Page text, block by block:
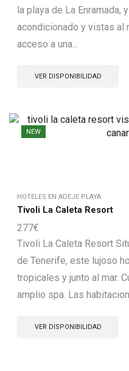
la playa de La
acondicionado y vistas al
acceso a una...
VER DISPONIBILIDAD
NEW
HOTELES EN ADEJE PLAYA
Tivoli La Caleta Resort
277€
Tivoli La Caleta Resort
de Tenerife, este lujoso
tropicales y junto al mar.
amplio spa. Las
VER DISPONIBILIDAD